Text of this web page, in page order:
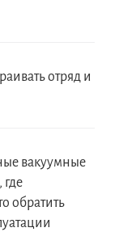
отряд и
вакуумные
где
обратить